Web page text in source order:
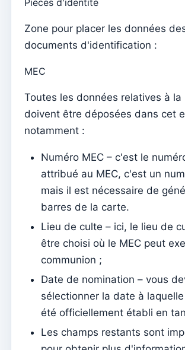
Tesouraria
Notification des montants ouverts (par
Note de dette
Donation
Crédit
Avance
Documents
Avenças
Alliances
Página de internet
Comment gérer les paramètres du site
Zone pour placer les données
documents d'identification :
MEC
Toutes les données relatives à la
doivent être déposées dans cet
notamment :
Numéro MEC – c'est le
attribué au MEC, c'est un
mais il est nécessaire de
barres de la carte.
Lieu de culte – ici, le lieu de
être choisi où le MEC peut
communion ;
Date de nomination – vous
sélectionner la date à
été officiellement établi en
Les champs restants sont